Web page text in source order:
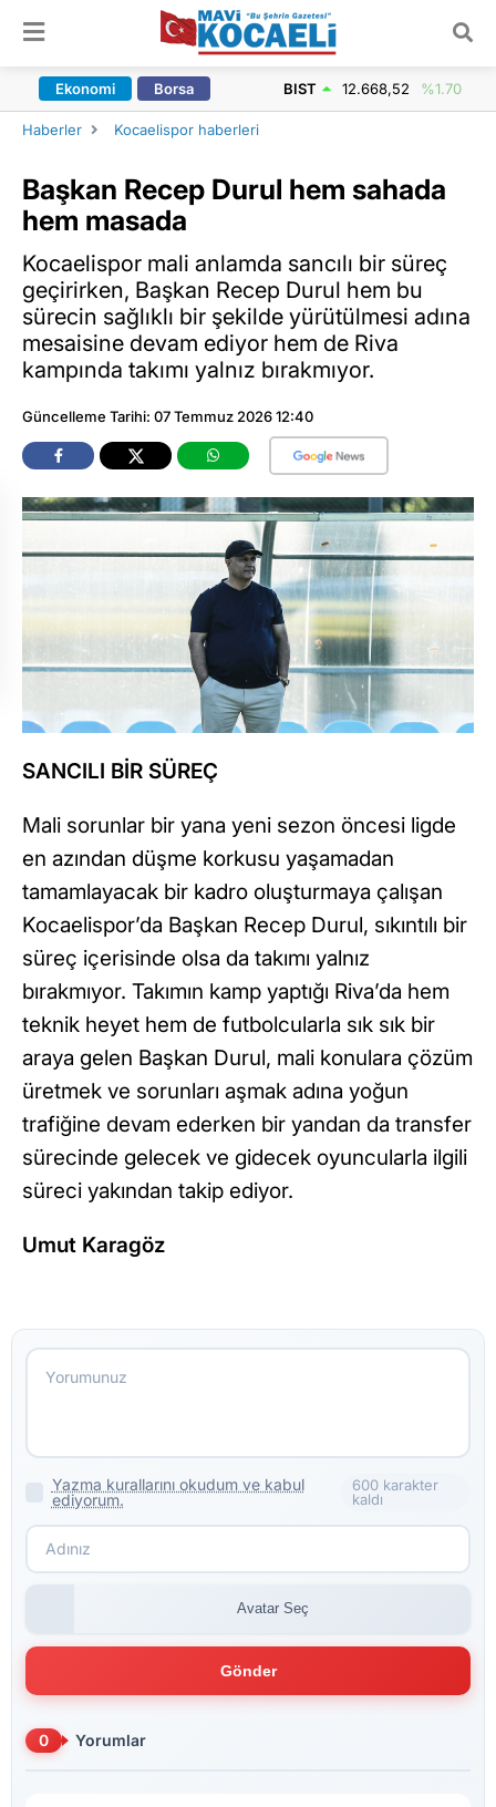
Ekonomi Borsa BIST 12.668,52 %1.70
Haberler Kocaelispor haberleri
Başkan Recep Durul hem sahada
hem masada
Kocaelispor mali anlamda sancılı bir süreç
geçirirken, Başkan Recep Durul hem bu
sürecin sağlıklı bir şekilde yürütülmesi adına
mesaisine devam ediyor hem de Riva
kampında takımı yalnız bırakmıyor.
Güncelleme Tarihi: 07 Temmuz 2026 12:40
SANCILI BİR SÜREÇ
Mali sorunlar bir yana yeni sezon öncesi ligde
en azından düşme korkusu yaşamadan
tamamlayacak bir kadro oluşturmaya çalışan
Kocaelispor’da Başkan Recep Durul, sıkıntılı bir
süreç içerisinde olsa da takımı yalnız
bırakmıyor. Takımın kamp yaptığı Riva’da hem
teknik heyet hem de futbolcularla sık sık bir
araya gelen Başkan Durul, mali konulara çözüm
üretmek ve sorunları aşmak adına yoğun
trafiğine devam ederken bir yandan da transfer
sürecinde gelecek ve gidecek oyuncularla ilgili
süreci yakından takip ediyor.
Umut Karagöz
Yazma kurallarını okudum ve kabul
ediyorum.
600 karakter
kaldı
Avatar Seç
Gönder
0 Yorumlar